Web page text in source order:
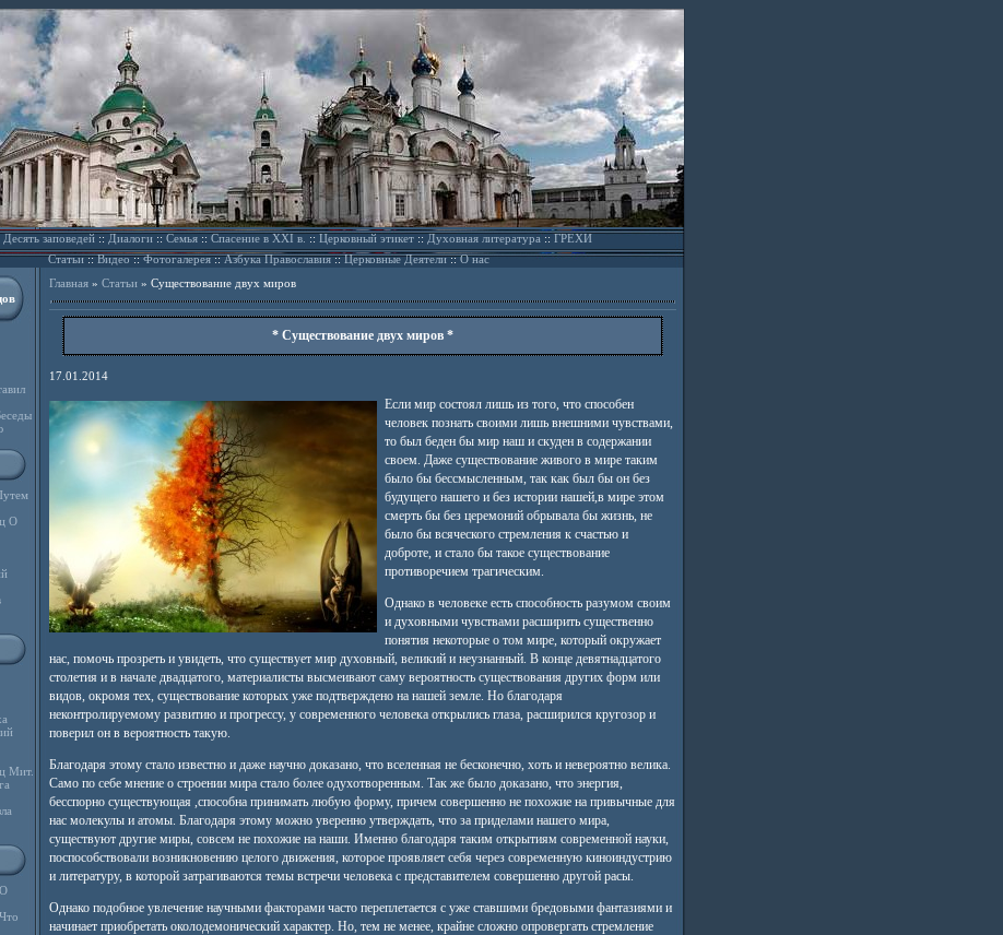
Десять заповедей::Диалоги::Семья::Спасение в XXI в.::Церковный этикет::Духовная литература::ГРЕХИ
Статьи::Видео ::Фотогалерея::Азбука Православия::Церковные Деятели::О нас
О
Мит.
Главная» Статьи» Существование двух миров
* Существование двух миров *
17.01.2014
Если мир состоял лишь из того, что способен
человек познать своими лишь внешними чувствами,
то был беден бы мир наш и скуден в содержании
своем. Даже существование живого в мире таким
было бы бессмысленным, так как был бы он без
будущего нашего и без истории нашей,в мире этом
смерть бы без церемоний обрывала бы жизнь, не
было бы всяческого стремления к счастью и
доброте, и стало бы такое существование
противоречием трагическим.
Однако в человеке есть способность разумом своим
и духовными чувствами расширить существенно
понятия некоторые о том мире, который окружает
нас, помочь прозреть и увидеть, что существует мир духовный, великий и неузнанный. В конце девятнадцатого
столетия и в начале двадцатого, материалисты высмеивают саму вероятность существования других форм или
видов, окромя тех, существование которых уже подтверждено на нашей земле. Но благодаря
неконтролируемому развитию и прогрессу, у современного человека открылись глаза, расширился кругозор и
поверил он в вероятность такую.
Благодаря этому стало известно и даже научно доказано, что вселенная не бесконечно, хоть и невероятно велика.
Само по себе мнение о строении мира стало более одухотворенным. Так же было доказано, что энергия,
бесспорно существующая ,способна принимать любую форму, причем совершенно не похожие на привычные для
нас молекулы и атомы. Благодаря этому можно уверенно утверждать, что за приделами нашего мира,
существуют другие миры, совсем не похожие на наши. Именно благодаря таким открытиям современной науки,
поспособствовали возникновению целого движения, которое проявляет себя через современную киноиндустрию
и литературу, в которой затрагиваются темы встречи человека с представителем совершенно другой расы.
Однако подобное увлечение научными факторами часто переплетается с уже ставшими бредовыми фантазиями и
начинает приобретать околодемонический характер. Но, тем не менее, крайне сложно опровергать стремление